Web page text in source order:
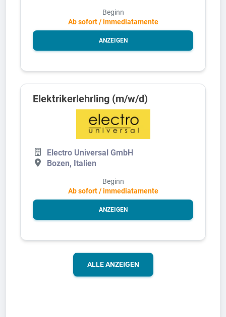
Beginn
Ab sofort / immediatamente
ANZEIGEN
Elektrikerlehrling (m/w/d)
Electro Universal GmbH
Bozen, Italien
Beginn
Ab sofort / immediatamente
ANZEIGEN
ALLE ANZEIGEN